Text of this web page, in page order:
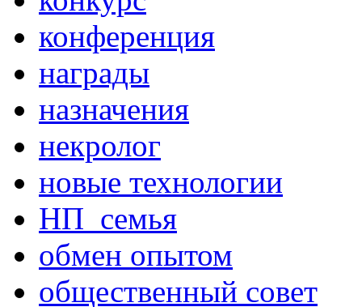
конференция
награды
назначения
некролог
новые технологии
НП_семья
обмен опытом
общественный совет